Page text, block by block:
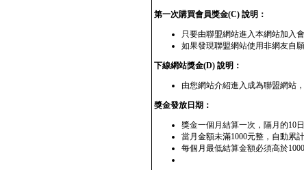
第一次購買會員獎金(C) 說明：
只要由聯盟網站進入本網站加入
如果發現聯盟網站使用非網友自
下線網站獎金(D) 說明：
由您網站介紹進入成為聯盟網站
獎金發放日期：
獎金一個月結算一次，隔月的10
當月金額未滿1000元整，自動累
每個月最低結算金額必須高於